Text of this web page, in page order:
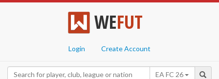
WEFUT
Login Create Account
EA FC 26